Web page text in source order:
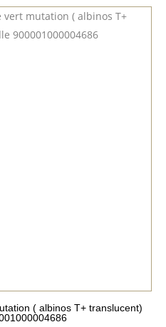
( albinos T+ translucent)